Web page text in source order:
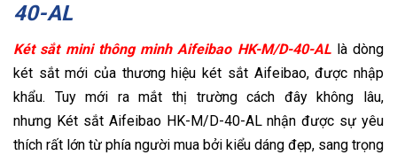
40-AL
Két sắt mini thông minh Aifeibao HK-M/D-40-ALlà dòng
két sắt mới của thương hiệu két sắt Aifeibao, được nhập
khẩu. Tuy mới ra mắt thị trường cách đây không lâu,
nhưng Két sắt Aifeibao HK-M/D-40-AL nhận được sự yêu
thích rất lớn từ phía người mua bởi kiểu dáng đẹp, sang trọng